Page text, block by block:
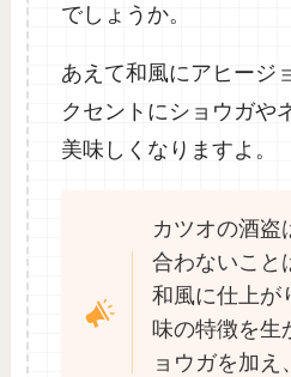
でしょうか。
あえて和風にアヒージ
クセントにショウガや
美味しくなりますよ。
カツオの酒盗
合わないこと
和風に仕上が
味の特徴を生
ョウガを加え